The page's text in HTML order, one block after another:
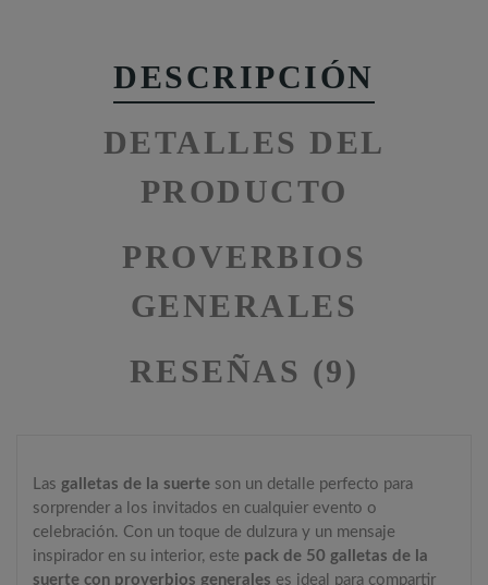
DESCRIPCIÓN
DETALLES DEL
PRODUCTO
PROVERBIOS
GENERALES
RESEÑAS (9)
Las galletas de la suerte son un detalle perfecto para
sorprender a los invitados en cualquier evento o
celebración. Con un toque de dulzura y un mensaje
inspirador en su interior, este pack de 50 galletas de la
suerte con proverbios generales es ideal para compartir